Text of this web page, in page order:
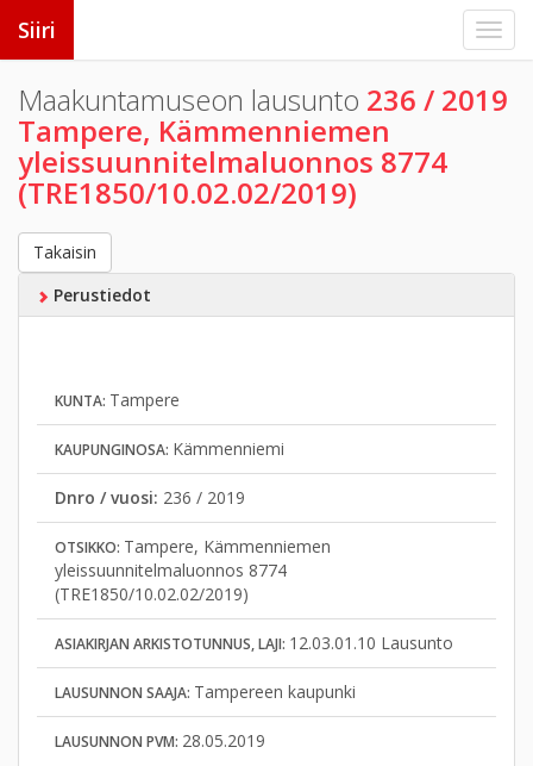
Siiri
Maakuntamuseon lausunto 236 / 2019
Tampere, Kämmenniemen
yleissuunnitelmaluonnos 8774
(TRE1850/10.02.02/2019)
Takaisin
Perustiedot
KUNTA: Tampere
KAUPUNGINOSA: Kämmenniemi
Dnro / vuosi: 236 / 2019
OTSIKKO: Tampere, Kämmenniemen
yleissuunnitelmaluonnos 8774
(TRE1850/10.02.02/2019)
ASIAKIRJAN ARKISTOTUNNUS, LAJI: 12.03.01.10 Lausunto
LAUSUNNON SAAJA: Tampereen kaupunki
LAUSUNNON PVM: 28.05.2019